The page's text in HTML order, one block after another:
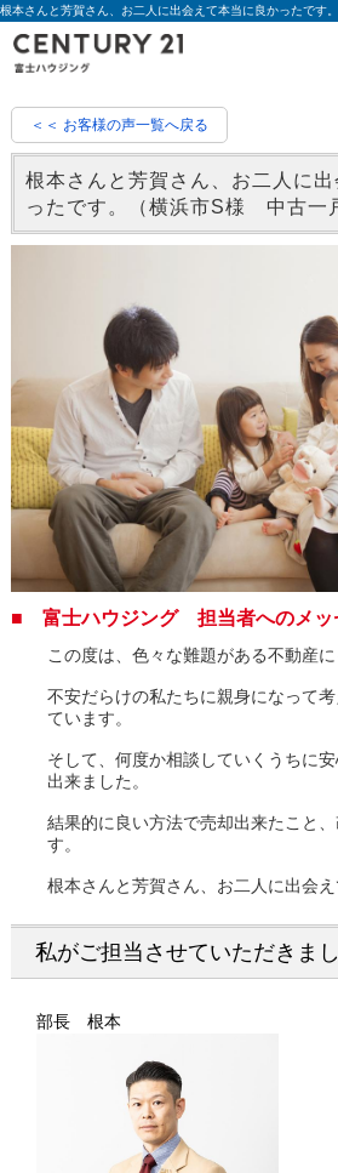
＜＜ お客様の声一覧へ戻る
根本さんと芳賀さん、お二人に
ったです。（横浜市S様 中古一
■ 富士ハウジング 担当者へのメッ
この度は、色々な難題がある不動産
不安だらけの私たちに親身になって
ています。
そして、何度か相談していくうちに
出来ました。
結果的に良い方法で売却出来たこと
す。
根本さんと芳賀さん、お二人に出会え
私がご担当させていただきまし
部長 根本